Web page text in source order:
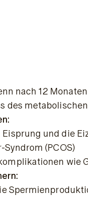
nach 12
des
und die
(PCOS)
wie